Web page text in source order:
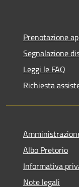
Prenotazione
Segnalazione
Leggi le FAQ
Richiesta
Albo Pretorio
Informativa
Note legali